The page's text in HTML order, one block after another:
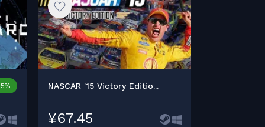
NASCAR '15 Victory Editio...
¥67.45